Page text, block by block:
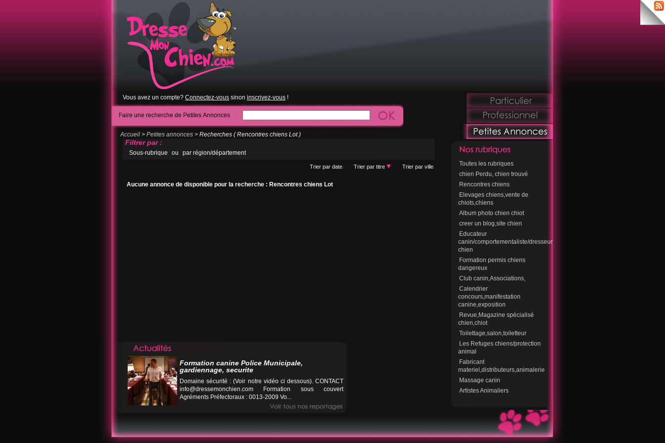
Toutes les rubriques
chien Perdu, chien trouvé
Rencontres chiens
Elevages chiens,vente de
chiots,chiens
Album photo chien chiot
creer un blog,site chien
Educateur
canin/comportementaliste/dresseur
chien
Formation permis chiens
dangereux
Club canin,Associations,
Calendrier
concours,manifestation
canine,exposition
Revue,Magazine spécialisé
chien,chiot
Toilettage,salon,toiletteur
Les Refuges chiens/protection
animal
Fabricant
materiel,distributeurs,animalerie
Massage canin
Artistes Animaliers
Vous avez un compte? Connectez-vous sinon inscrivez-vous !
Faire une recherche de Petites Annonces
Accueil > Petites annonces > Recherches ( Rencontres chiens Lot )
Filtrer par :
Sous-rubrique ou par région/département
Trier par date Trier par titre Trier par ville
Aucune annonce de disponible pour la recherche : Rencontres chiens Lot
Formation canine Police Municipale,
gardiennage, securite
Domaine sécurité : (Voir notre vidéo ci dessous). CONTACT
info@dressemonchien.com Formation sous couvert
Agréments Préfectoraux : 0013-2009 Vo...